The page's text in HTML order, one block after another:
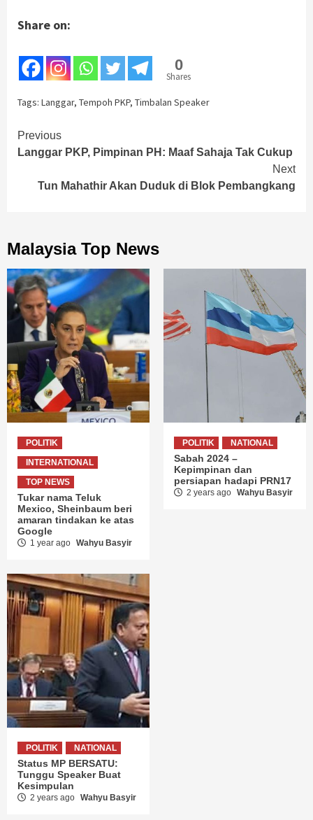
Share on:
0
Shares
Tags: Langgar, Tempoh PKP, Timbalan Speaker
Continue
Reading
Previous
Langgar PKP, Pimpinan PH: Maaf Sahaja Tak Cukup
Next
Tun Mahathir Akan Duduk di Blok Pembangkang
Malaysia Top News
POLITIK
INTERNATIONAL
TOP NEWS
Tukar nama Teluk
Mexico, Sheinbaum beri
amaran tindakan ke atas
Google
1 year ago Wahyu Basyir
POLITIK NATIONAL
Sabah 2024 –
Kepimpinan dan
persiapan hadapi PRN17
2 years ago Wahyu Basyir
POLITIK NATIONAL
Status MP BERSATU:
Tunggu Speaker Buat
Kesimpulan
2 years ago Wahyu Basyir